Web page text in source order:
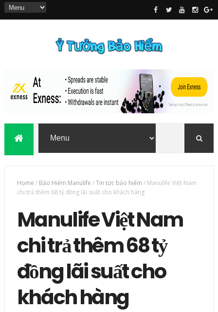
Home / Bảo Hiểm Manulife /Tin tức bảo hiểm / Manulife Việt Nam
chi trả thêm 68 tỷ đồng lãi suất cho khách hàng
Manulife Việt Nam
chi trả thêm 68 tỷ
đồng lãi suất cho
khách hàng